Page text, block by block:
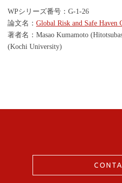
WPシリーズ番号： G-1-26
論文名： Global Risk and Safe Haven
著者名：Masao Kumamoto
(Kochi University)